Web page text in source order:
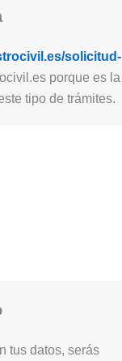
solicitud-
porque es la
tipo de trámites.
tus datos, serás